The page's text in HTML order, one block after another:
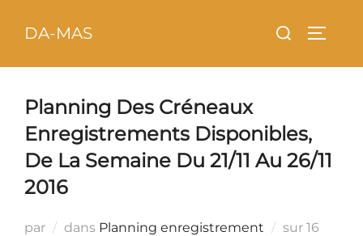
DA-MAS Rechercher :
Planning Des Créneaux
Enregistrements Disponibles,
De La Semaine Du 21/11 Au 26/11
2016
par dans Planning enregistrement sur Publié
16